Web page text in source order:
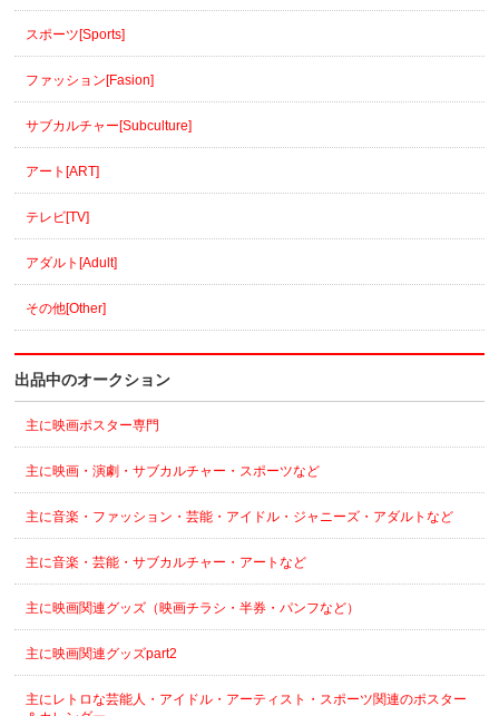
スポーツ[Sports]
ファッション[Fasion]
サブカルチャー[Subculture]
アート[ART]
テレビ[TV]
アダルト[Adult]
その他[Other]
出品中のオークション
主に映画ポスター専門
主に映画・演劇・サブカルチャー・スポーツなど
主に音楽・ファッション・芸能・アイドル・ジャニーズ・アダルトなど
主に音楽・芸能・サブカルチャー・アートなど
主に映画関連グッズ（映画チラシ・半券・パンフなど）
主に映画関連グッズpart2
主にレトロな芸能人・アイドル・アーティスト・スポーツ関連のポスター